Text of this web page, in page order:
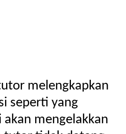
melengkapkan
seperti yang
mengelakkan